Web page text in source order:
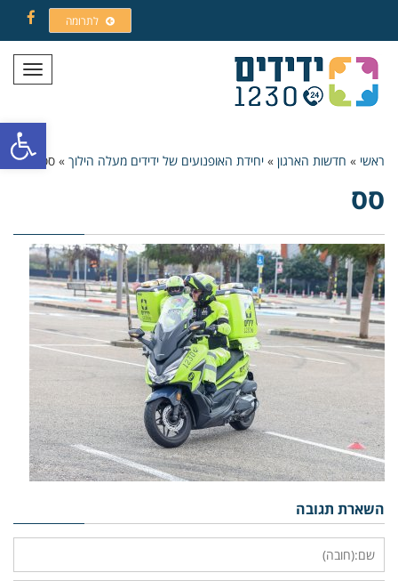
פתח
לתרומה
תפריט
ראשי » חדשות הארגון » יחידת האופנועים של ידידים מעלה הילוך » סס
סס
השארת תגובה